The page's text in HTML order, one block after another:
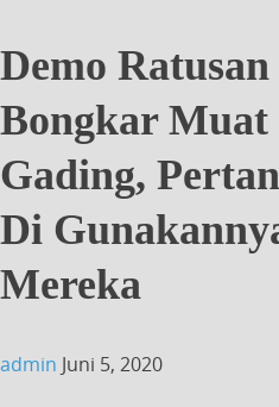
Demo
Bongkar Muat
Gading,
Di
Mereka
admin Juni 5, 2020